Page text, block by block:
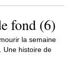
fond (6)
la semaine
Une histoire de